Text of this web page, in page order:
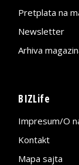
Pretplata na
Newsletter
Arhiva
BIZLife
Impresum/O
Kontakt
Mapa sajta